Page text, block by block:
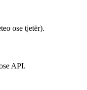
ose tjetër).
API.